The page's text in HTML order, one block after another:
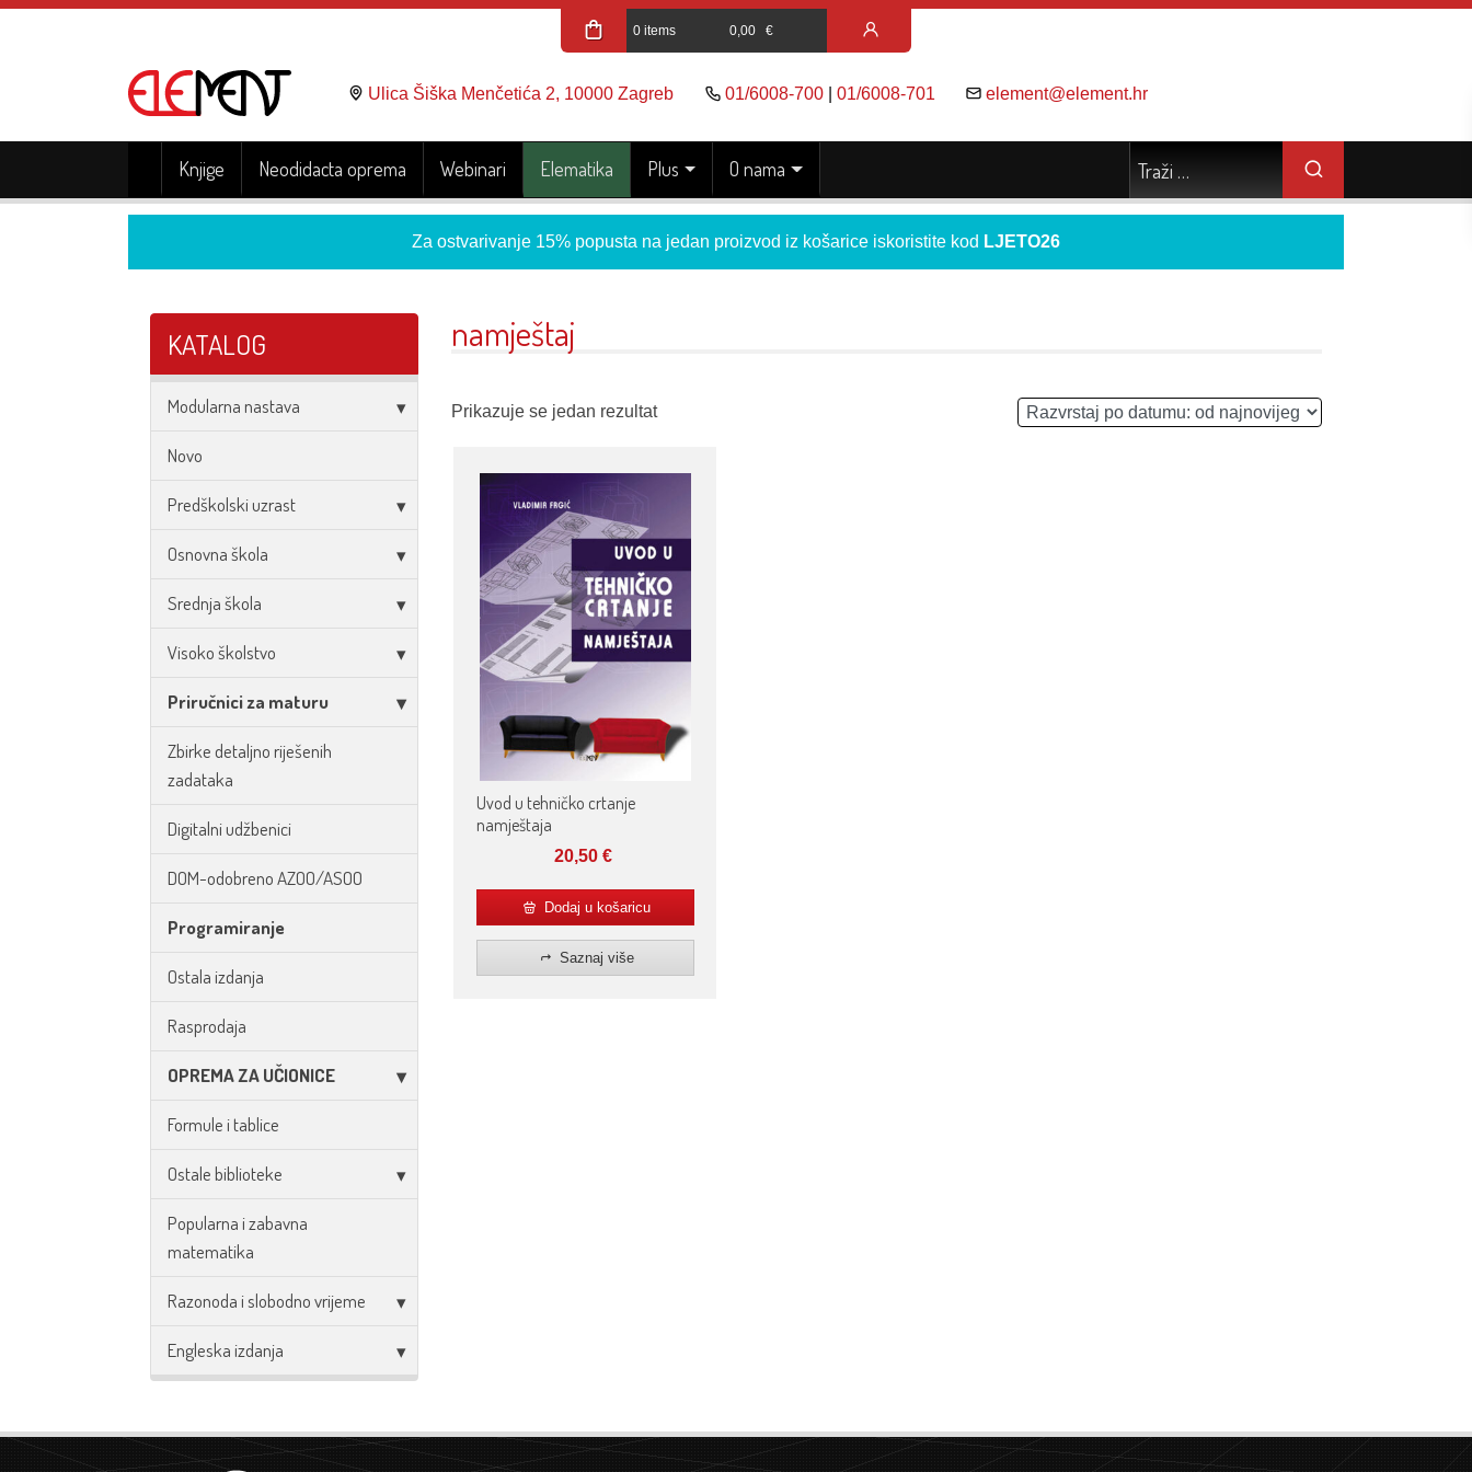
0 items 0,00 €
Ulica Šiška Menčetića 2, 10000 Zagreb 01/6008-700| 01/6008-701 element@element.hr
Knjige Neodidacta oprema Webinari Elematika Plus O nama
Za ostvarivanje 15% popusta na jedan proizvod iz košarice iskoristite kod LJETO26
KATALOG
Modularna nastava
Novo
Predškolski uzrast
Osnovna škola
Srednja škola
Visoko školstvo
Priručnici za maturu
Zbirke detaljno riješenih
zadataka
Digitalni udžbenici
DOM-odobreno AZOO/ASOO
Programiranje
Ostala izdanja
Rasprodaja
OPREMA ZA UČIONICE
Formule i tablice
Ostale biblioteke
Popularna i zabavna
matematika
Razonoda i slobodno vrijeme
Engleska izdanja
namještaj
Prikazuje se jedan rezultat
Uvod u tehničko crtanje
namještaja
20,50€
Dodaj u košaricu
Saznaj više